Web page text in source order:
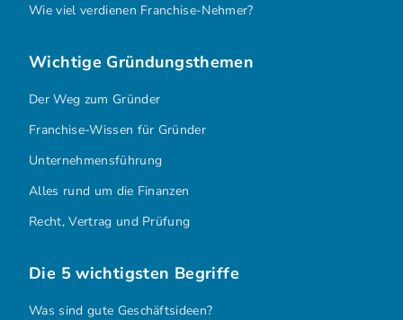
Wie viel verdienen Franchise-Nehmer?
Wichtige Gründungsthemen
Der Weg zum Gründer
Franchise-Wissen für Gründer
Unternehmensführung
Alles rund um die Finanzen
Recht, Vertrag und Prüfung
Die 5 wichtigsten Begriffe
Was sind gute Geschäftsideen?